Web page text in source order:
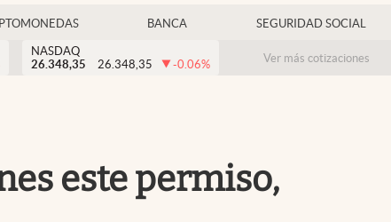
USA
Colombia
BANCA SEGURIDAD SOCIAL
NASDAQ
26.348,35
26.348,35 -0.06% Ver más cotizaciones
este permiso,